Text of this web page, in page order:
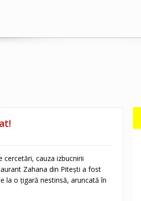
cercetări, cauza izbucnirii
Zahana din Pitești a fost
la o țigară nestinsă, aruncată în